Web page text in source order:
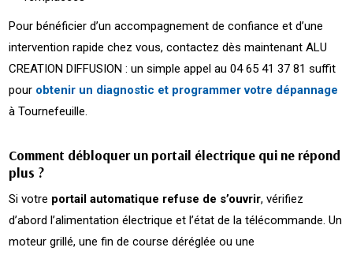
Pour bénéficier d’un accompagnement de confiance et d’une
intervention rapide chez vous, contactez dès maintenant ALU
CREATION DIFFUSION : un simple appel au 04 65 41 37 81 suffit
pour obtenir un diagnostic et programmer votre dépannage
à Tournefeuille.
Comment débloquer un portail électrique qui ne répond
plus ?
Si votre portail automatique refuse de s’ouvrir, vérifiez
d’abord l’alimentation électrique et l’état de la télécommande. Un
moteur grillé, une fin de course déréglée ou une